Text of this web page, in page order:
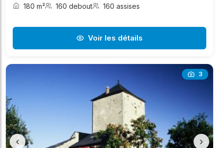
180 m² 160 debout 160 assises
Voir les détails
3
‹ ›